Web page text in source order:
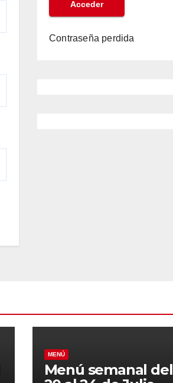
Contraseña perdida
MENÚ
Menú semanal del